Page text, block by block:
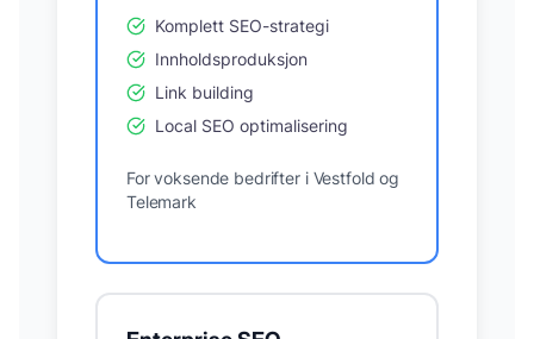
Komplett SEO-strategi
Innholdsproduksjon
Link building
Local SEO optimalisering
For voksende bedrifter i Vestfold og
Telemark